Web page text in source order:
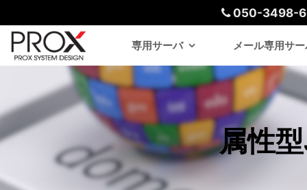
専用サーバ メール専用サ
050-3498-
属性